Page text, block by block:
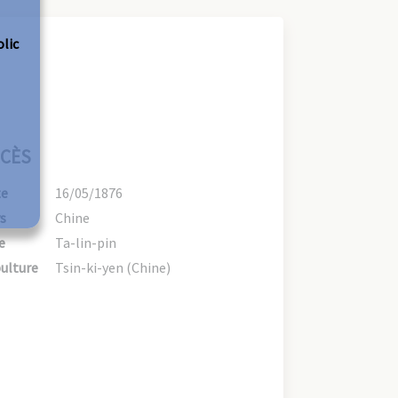
16/05/1876
Chine
Ta-lin-pin
Tsin-ki-yen (Chine)